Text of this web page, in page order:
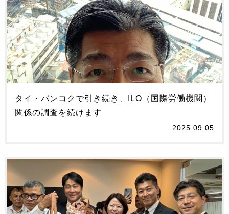
タイ・バンコクで引き続き、ILO（国際労働機関）
関係の調査を続けます
2025.09.05